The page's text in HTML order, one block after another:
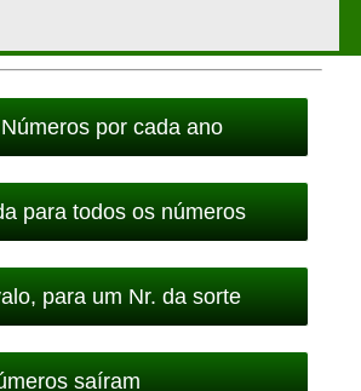
por cada ano
para todos os números
para um Nr. da sorte
saíram